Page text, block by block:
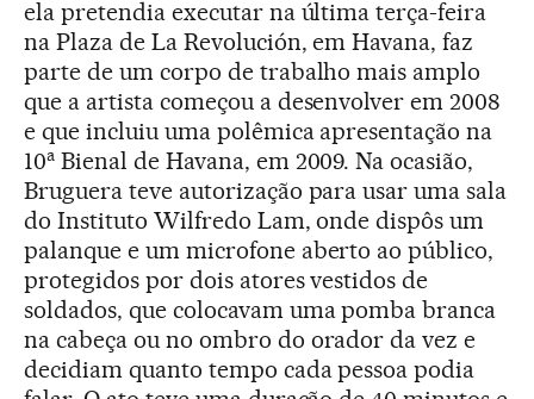
ela pretendia executar na última terça-feira
na Plaza de La Revolución, em Havana, faz
parte de um corpo de trabalho mais amplo
que a artista começou a desenvolver em 2008
e que incluiu uma polêmica apresentação na
10aBienal de Havana, em 2009. Na ocasião,
Bruguera teve autorização para usar uma sala
do Instituto Wilfredo Lam, onde dispôs um
palanque e um microfone aberto ao público,
protegidos por dois atores vestidos de
soldados, que colocavam uma pomba branca
na cabeça ou no ombro do orador da vez e
decidiam quanto tempo cada pessoa podia